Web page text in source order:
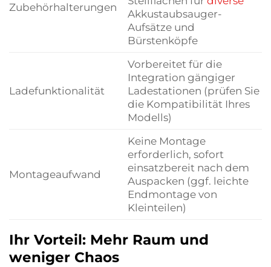
Zubehörhalterungen
Akkustaubsauger-
Aufsätze und
Bürstenköpfe
Ladefunktionalität
Vorbereitet für die
Integration gängiger
Ladestationen (prüfen Sie
die Kompatibilität Ihres
Modells)
Montageaufwand
Keine Montage
erforderlich, sofort
einsatzbereit nach dem
Auspacken (ggf. leichte
Endmontage von
Kleinteilen)
Ihr Vorteil: Mehr Raum und
weniger Chaos